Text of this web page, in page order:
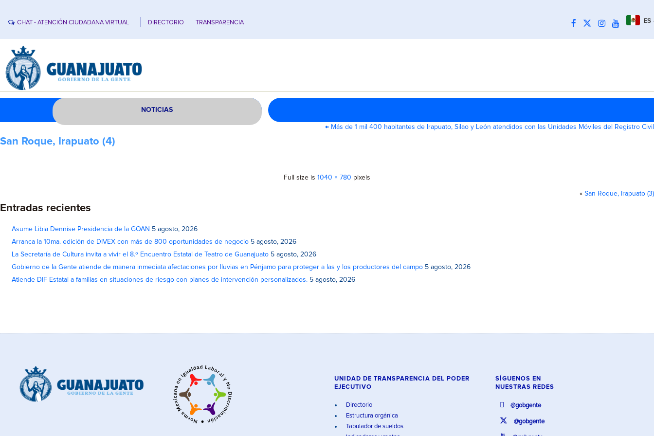
CHAT - ATENCIÓN CIUDADANA VIRTUAL DIRECTORIO TRANSPARENCIA ES
NOTICIAS
← Más de 1 mil 400 habitantes de Irapuato, Silao y León atendidos con las Unidades Móviles del Registro Civil
San Roque, Irapuato (4)
Full size is 1040 × 780 pixels
« San Roque, Irapuato (3)
Entradas recientes
Asume Libia Dennise Presidencia de la GOAN 5 agosto, 2026
Arranca la 10ma. edición de DIVEX con más de 800 oportunidades de negocio 5 agosto, 2026
La Secretaría de Cultura invita a vivir el 8.º Encuentro Estatal de Teatro de Guanajuato 5 agosto, 2026
Gobierno de la Gente atiende de manera inmediata afectaciones por lluvias en Pénjamo para proteger a las y los productores del campo 5 agosto, 2026
Atiende DIF Estatal a familias en situaciones de riesgo con planes de intervención personalizados. 5 agosto, 2026
UNIDAD DE TRANSPARENCIA DEL PODER
EJECUTIVO
Directorio
Estructura orgánica
Tabulador de sueldos
SÍGUENOS EN
NUESTRAS REDES
@gobgente
@gobgente